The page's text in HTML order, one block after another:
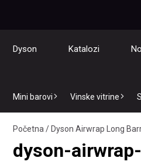
Dyson Katalozi
Mini barovi Vinske vitrine
Početna /Dyson Airwrap Long
dyson-